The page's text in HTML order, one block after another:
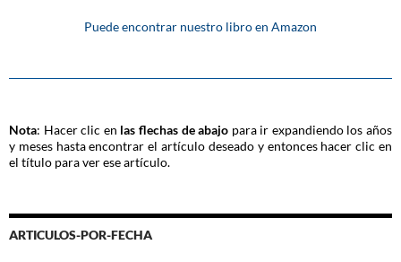
Puede encontrar nuestro libro en Amazon
Nota: Hacer clic en las flechas de abajo para ir expandiendo los años
y meses hasta encontrar el artículo deseado y entonces hacer clic en
el título para ver ese artículo.
ARTICULOS-POR-FECHA